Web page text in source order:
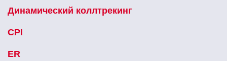
Динамический коллтрекинг
CPI
ER